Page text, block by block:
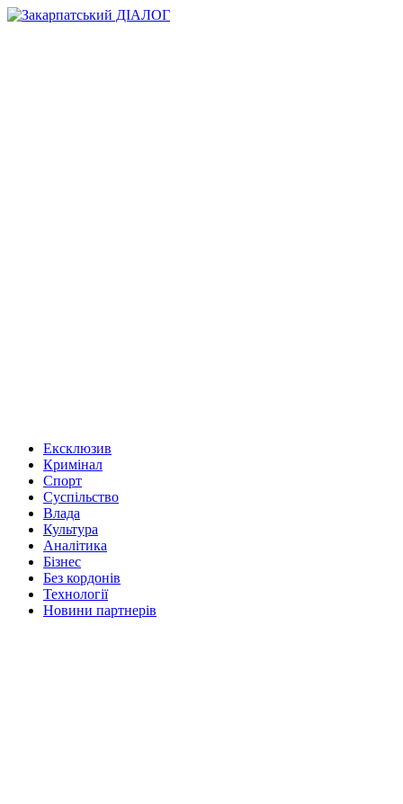
Ексклюзив
Кримінал
Спорт
Суспільство
Влада
Культура
Аналітика
Бізнес
Без кордонів
Технології
Новини партнерів